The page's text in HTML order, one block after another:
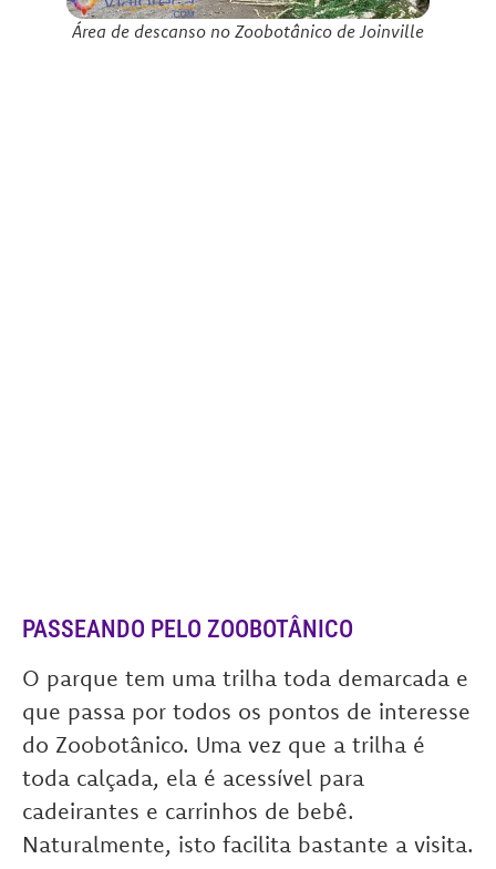
Área de descanso no Zoobotânico de Joinville
PASSEANDO PELO ZOOBOTÂNICO
O parque tem uma trilha toda demarcada e
que passa por todos os pontos de interesse
do Zoobotânico. Uma vez que a trilha é
toda calçada, ela é acessível para
cadeirantes e carrinhos de bebê.
Naturalmente, isto facilita bastante a visita.